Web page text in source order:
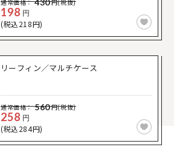
通常価格： 430円(税抜)
198 円
(税込218円)
リーフィン／マルチケース
通常価格： 560円(税抜)
258 円
(税込284円)